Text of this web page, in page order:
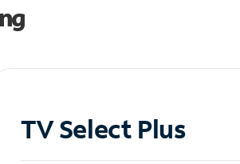
TV Select Plus